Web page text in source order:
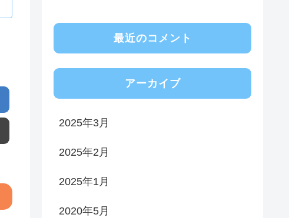
最近のコメント
アーカイブ
2025年3月
2025年2月
2025年1月
2020年5月